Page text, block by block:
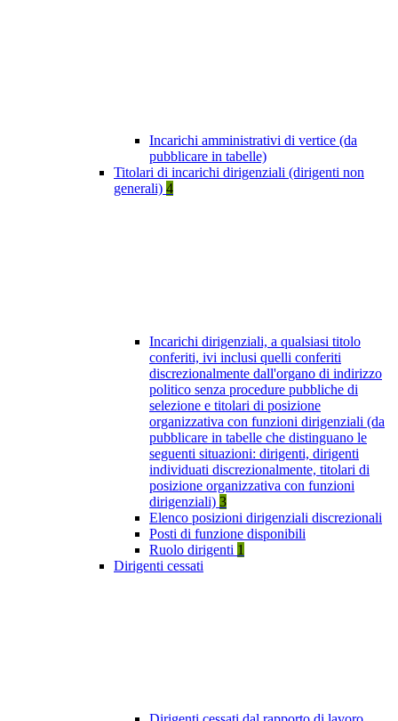
Incarichi amministrativi di vertice (da
pubblicare in tabelle)
Titolari di incarichi dirigenziali (dirigenti non
generali) 4
Incarichi dirigenziali, a qualsiasi titolo
conferiti, ivi inclusi quelli conferiti
discrezionalmente dall'organo di indirizzo
politico senza procedure pubbliche di
selezione e titolari di posizione
organizzativa con funzioni dirigenziali (da
pubblicare in tabelle che distinguano le
seguenti situazioni: dirigenti, dirigenti
individuati discrezionalmente, titolari di
posizione organizzativa con funzioni
dirigenziali) 3
Elenco posizioni dirigenziali discrezionali
Posti di funzione disponibili
Ruolo dirigenti 1
Dirigenti cessati